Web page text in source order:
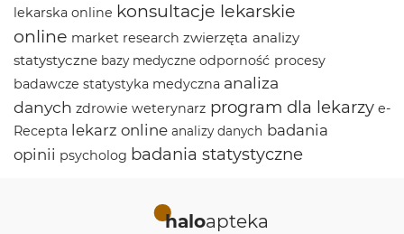
lekarska online konsultacje lekarskie
online market research zwierzęta analizy
statystyczne bazy medyczne odporność procesy
badawcze statystyka medyczna analiza
danych zdrowie weterynarz program dla lekarzy e-
Recepta lekarz online analizy danych badania
opinii psycholog badania statystyczne
haloapteka